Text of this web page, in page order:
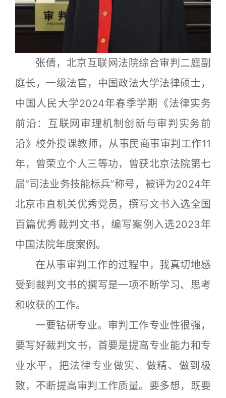
张倩，北京互联网法院综合审判二庭副
庭长，一级法官，中国政法大学法律硕士，
中国人民大学2024年春季学期《法律实务
前沿：互联网审理机制创新与审判实务前
沿》校外授课教师，从事民商事审判工作11
年，曾荣立个人三等功，曾获北京法院第七
届“司法业务技能标兵”称号，被评为2024年
北京市直机关优秀党员，撰写文书入选全国
百篇优秀裁判文书，编写案例入选2023年
中国法院年度案例。
在从事审判工作的过程中，我真切地感
受到裁判文书的撰写是一项不断学习、思考
和收获的工作。
一要钻研专业。审判工作专业性很强，
要写好裁判文书，首要是提高专业能力和专
业水平，把法律专业做实、做精、做到极
致，不断提高审判工作质量。要多想，既要